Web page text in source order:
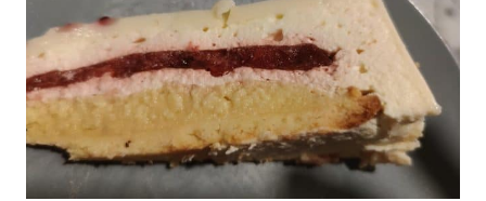
LA
PASSION